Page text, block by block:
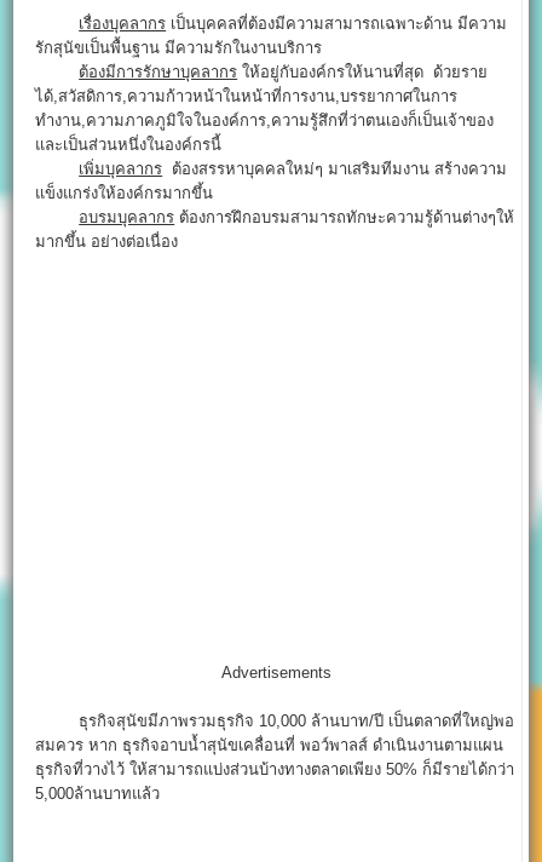
เรื่องบุคลากร เป็นบุคคลที่ต้องมีความสามารถเฉพาะด้าน มีความ
รักสุนัขเป็นพื้นฐาน มีความรักในงานบริการ
ต้องมีการรักษาบุคลากร ให้อยู่กับองค์กรให้นานที่สุด ด้วยราย
ได้,สวัสดิการ,ความก้าวหน้าในหน้าที่การงาน,บรรยากาศในการ
ทำงาน,ความภาคภูมิใจในองค์การ,ความรู้สึกที่ว่าตนเองก็เป็นเจ้าของ
และเป็นส่วนหนึ่งในองค์กรนี้
เพิ่มบุคลากร ต้องสรรหาบุคคลใหม่ๆ มาเสริมทีมงาน สร้างความ
แข็งแกร่งให้องค์กรมากขึ้น
อบรมบุคลากร ต้องการฝึกอบรมสามารถทักษะความรู้ด้านต่างๆให้
มากขึ้น อย่างต่อเนื่อง
Advertisements
ธุรกิจสุนัขมีภาพรวมธุรกิจ 10,000 ล้านบาท/ปี เป็นตลาดที่ใหญ่พอ
สมควร หาก ธุรกิจอาบน้ำสุนัขเคลื่อนที่ พอว์พาลส์ ดำเนินงานตามแผน
ธุรกิจที่วางไว้ ให้สามารถแบ่งส่วนบ้างทางตลาดเพียง 50% ก็มีรายได้กว่า
5,000ล้านบาทแล้ว